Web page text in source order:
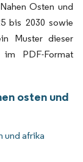
Osten und
bis 2030 sowie
Muster dieser
im PDF-Format
osten und
und afrika